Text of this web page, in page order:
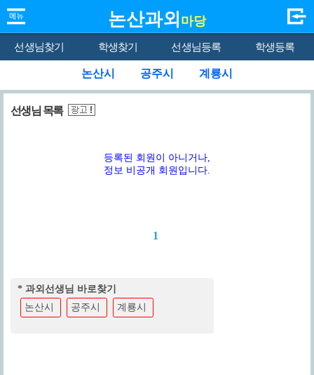
논산과외 마당
선생님찾기 학생찾기 선생님등록 학생등록
논산시 공주시 계룡시
선생님 목록
등록된 회원이 아니거나,
정보 비공개 회원입니다.
1
* 과외선생님 바로찾기
논산시
공주시 계룡시